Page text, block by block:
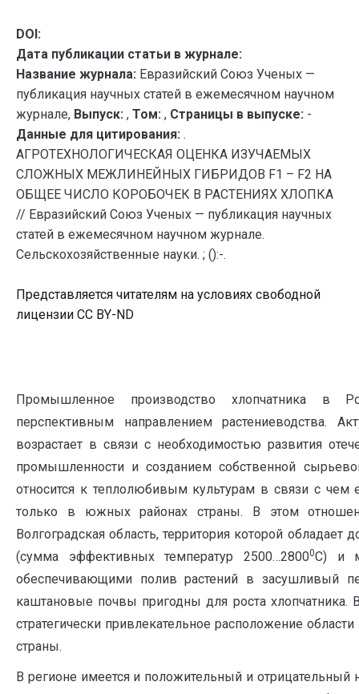
DOI:
Дата публикации статьи в журнале:
Название журнала: Евразийский Союз Ученых —
публикация научных статей в ежемесячном научном
журнале, Выпуск: , Том: , Страницы в выпуске: -
Данные для цитирования: .
АГРОТЕХНОЛОГИЧЕСКАЯ ОЦЕНКА ИЗУЧАЕМЫХ
СЛОЖНЫХ МЕЖЛИНЕЙНЫХ ГИБРИДОВ F1 – F2 НА
ОБЩЕЕ ЧИСЛО КОРОБОЧЕК В РАСТЕНИЯХ ХЛОПКА
// Евразийский Союз Ученых — публикация научных
статей в ежемесячном научном журнале.
Сельскохозяйственные науки. ; ():-.
Представляется читателям на условиях свободной
лицензии CC BY-ND
Промышленное производство хлопчатника в
перспективным направлением растениеводства.
возрастает в связи с необходимостью развития
промышленности и созданием собственной
относится к теплолюбивым культурам в связи с
только в южных районах страны. В этом
Волгоградская область, территория которой обладает
(сумма эффективных температур 2500…28000С) и
обеспечивающими полив растений в засушливый
каштановые почвы пригодны для роста хлопчатника.
стратегически привлекательное расположение
страны.
В регионе имеется и положительный и отрицательный